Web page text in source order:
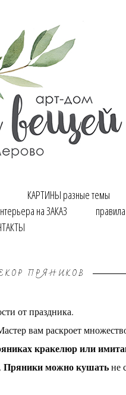
КАРТИНЫ разные темы
на ЗАКАЗ правила
ПРЯНИКОВ
от праздника.
вам раскроет
кракелюр или
Пряники можно кушатьне